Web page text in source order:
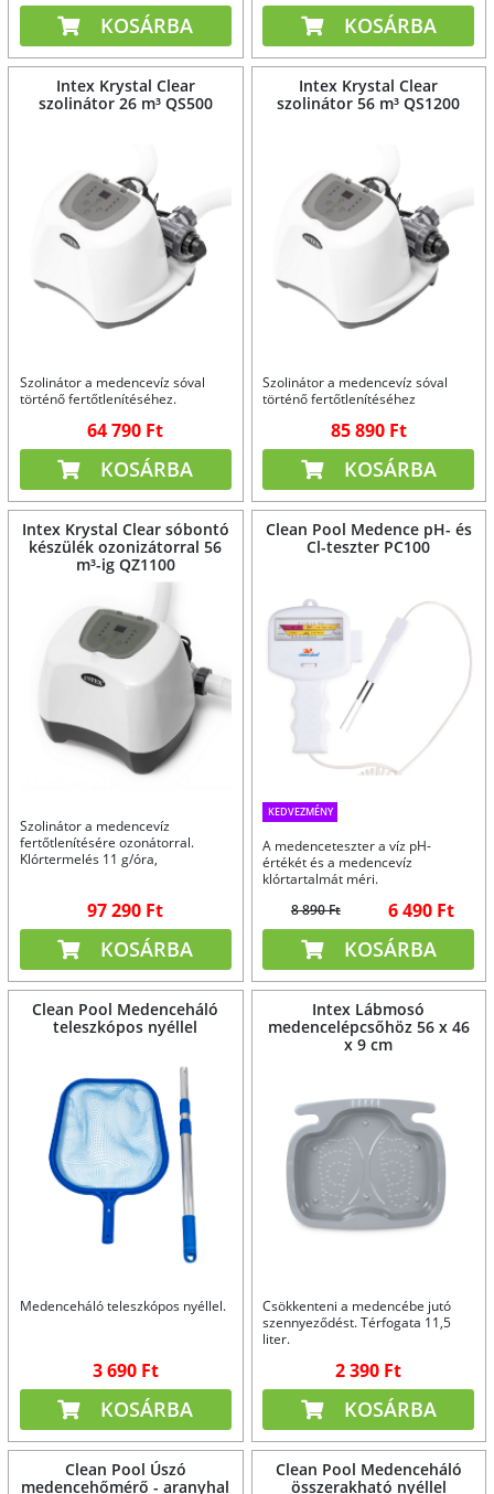
KOSÁRBA KOSÁRBA
Intex Krystal Clear
szolinátor 26 m³ QS500
Szolinátor a medencevíz sóval
történő fertőtlenítéséhez.
64 790 Ft
KOSÁRBA
Intex Krystal Clear
szolinátor 56 m³ QS1200
Szolinátor a medencevíz sóval
történő fertőtlenítéséhez
85 890 Ft
KOSÁRBA
Intex Krystal Clear sóbontó
készülék ozonizátorral 56
m³-ig QZ1100
Szolinátor a medencevíz
fertőtlenítésére ozonátorral.
Klórtermelés 11 g/óra,
97 290 Ft
KOSÁRBA
Clean Pool Medence pH- és
Cl-teszter PC100
KEDVEZMÉNY
A medenceteszter a víz pH-
értékét és a medencevíz
klórtartalmát méri.
8 890 Ft
6 490 Ft
KOSÁRBA
Clean Pool Medenceháló
teleszkópos nyéllel
Medenceháló teleszkópos nyéllel.
3 690 Ft
KOSÁRBA
Intex Lábmosó
medencelépcsőhöz 56 x 46
x 9 cm
Csökkenteni a medencébe jutó
szennyeződést. Térfogata 11,5
liter.
2 390 Ft
KOSÁRBA
Clean Pool Úszó
medencehőmérő - aranyhal
Clean Pool Medenceháló
összerakható nyéllel